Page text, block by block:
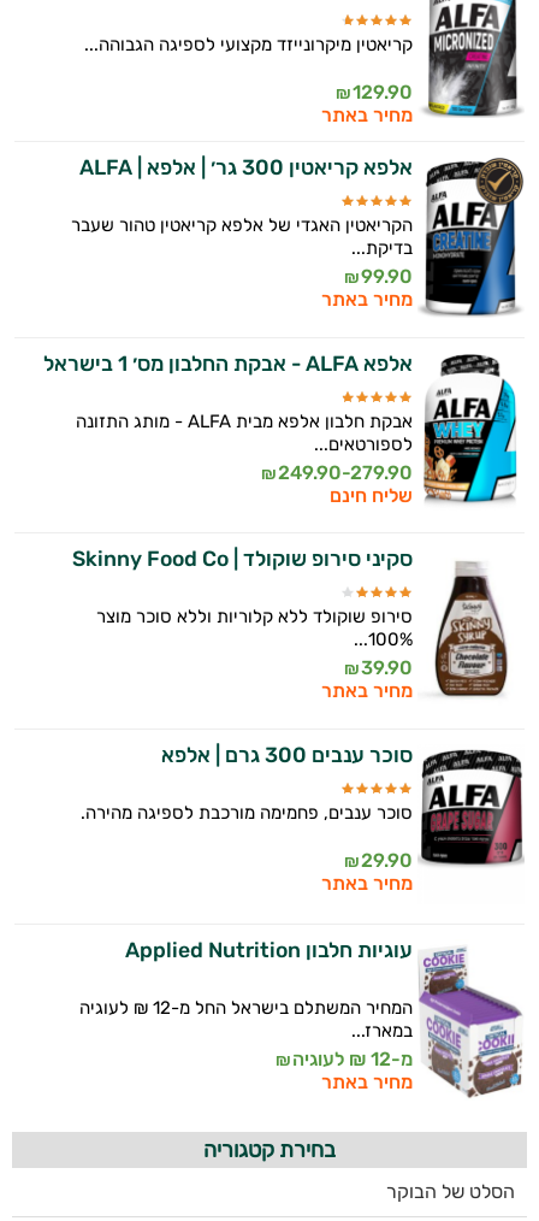
קריאטין מיקרונייזד מקצועי לספיגה הגבוהה...
129.90
₪
מחיר באתר
אלפא קריאטין 300 גר׳ | אלפא | ALFA
הקריאטין האגדי של אלפא קריאטין טהור שעבר
בדיקת...
99.90
₪
מחיר באתר
אלפא ALFA - אבקת החלבון מס׳ 1 בישראל
אבקת חלבון אלפא מבית ALFA - מותג התזונה
לספורטאים...
249.90-279.90
₪
שליח חינם
סקיני סירופ שוקולד | Skinny Food Co
סירופ שוקולד ללא קלוריות וללא סוכר מוצר
100%...
39.90
₪
מחיר באתר
סוכר ענבים 300 גרם | אלפא
סוכר ענבים, פחמימה מורכבת לספיגה מהירה.
29.90
₪
מחיר באתר
עוגיות חלבון Applied Nutrition
המחיר המשתלם בישראל החל מ-12 ₪ לעוגיה
במארז...
מ-12 ₪ לעוגיה ₪
מחיר באתר
בחירת קטגוריה
הסלט של הבוקר